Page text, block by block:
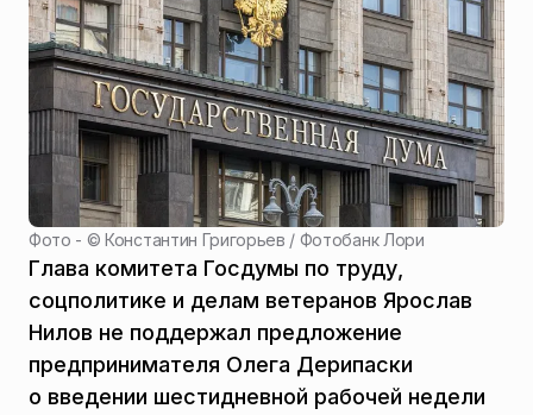
Фото - ©Константин Григорьев / Фотобанк Лори
Глава комитета Госдумы по труду,
соцполитике и делам ветеранов Ярослав
Нилов не поддержал предложение
предпринимателя Олега Дерипаски
о введении шестидневной рабочей недели